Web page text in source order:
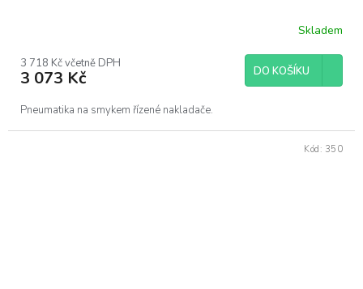
Skladem
3 718 Kč včetně DPH
3 073 Kč DO KOŠÍKU
Pneumatika na smykem řízené nakladače.
Kód: 350